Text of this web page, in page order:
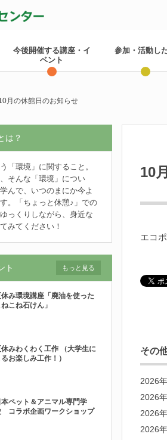
今後開催する講座・イ
ベント
参加・活動し
月の休館日のお知らせ
10
エコ
その
2026
2026
2026
2026
は？
「環境」に関すること。
そんな「環境」につい
んで、いつのまにか今よ
。「ちょっと休憩♪」での
っくりしながら、身近な
みてください！
ト
み環境講座「廃油を使った
ねこね石けん」
みわくわく工作 （大学生に
るお楽しみ工作！）
本ペット＆アニマル専門学
コラボ企画ワークショップ
もっと見る